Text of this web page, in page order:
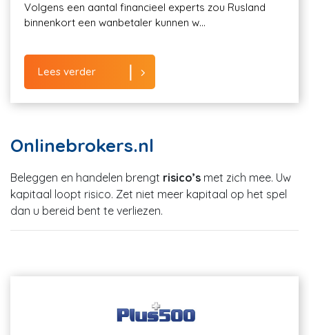
Volgens een aantal financieel experts zou Rusland
binnenkort een wanbetaler kunnen w...
Lees verder
Onlinebrokers.nl
Beleggen en handelen brengt risico’s met zich mee. Uw
kapitaal loopt risico. Zet niet meer kapitaal op het spel
dan u bereid bent te verliezen.